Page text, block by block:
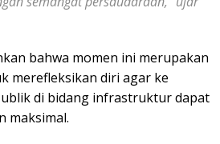
bahwa momen ini merupakan
merefleksikan diri agar ke
di bidang infrastruktur dapat
maksimal.